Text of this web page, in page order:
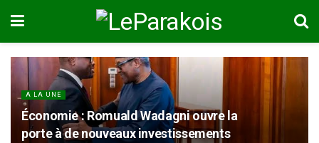
A LA UNE
Économie : Romuald Wadagni ouvre la
porte à de nouveaux investissements